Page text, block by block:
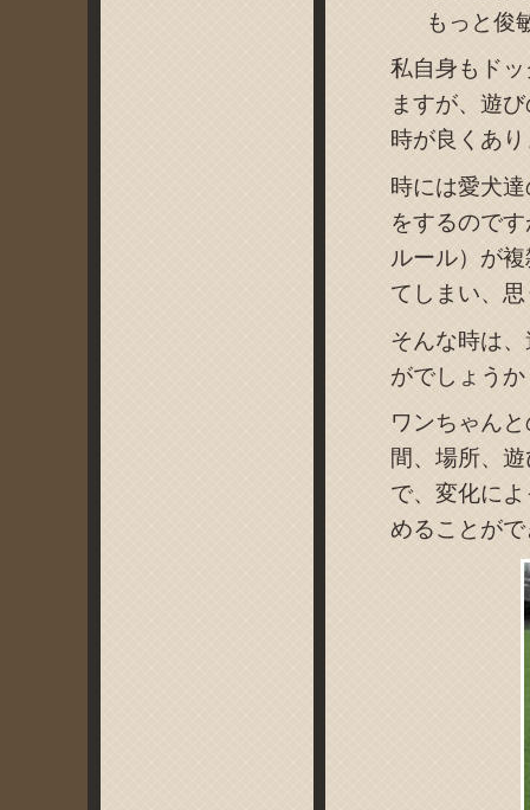
もっと俊
私自身もド
ますが、遊
時が良くあ
時には愛犬
をするので
ルール）が
てしまい、
そんな時は
がでしょう
ワンちゃん
間、場所、
で、変化に
めることが